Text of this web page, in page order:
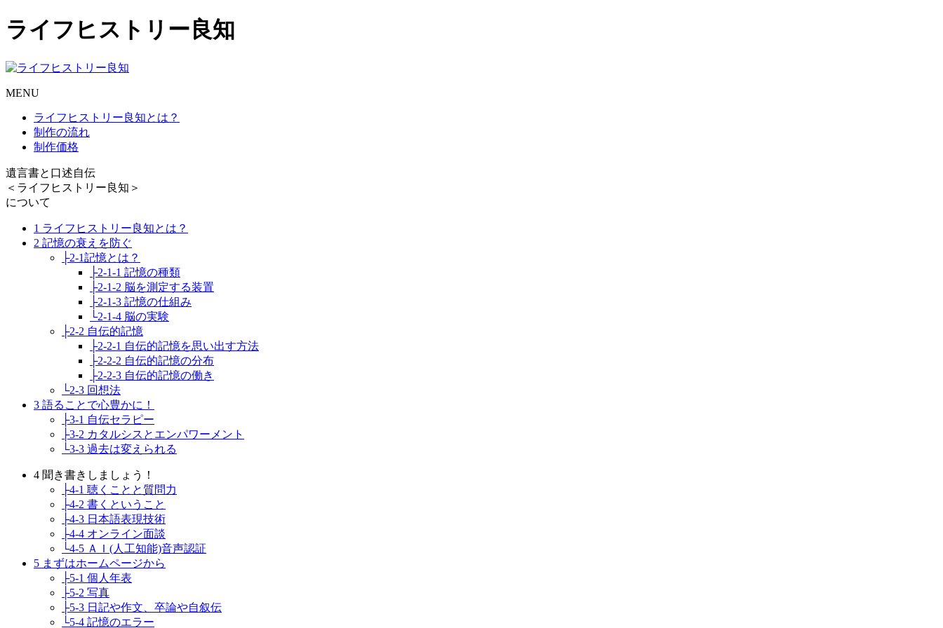
ライフヒストリー良知
MENU
ライフヒストリー良知とは？
制作の流れ
制作価格
遺言書と口述自伝
＜ライフヒストリー良知＞
について
1 ライフヒストリー良知とは？
2 記憶の衰えを防ぐ
├2-1記憶とは？
├2-1-1 記憶の種類
├2-1-2 脳を測定する装置
├2-1-3 記憶の仕組み
└2-1-4 脳の実験
├2-2 自伝的記憶
├2-2-1 自伝的記憶を思い出す方法
├2-2-2 自伝的記憶の分布
├2-2-3 自伝的記憶の働き
└2-3 回想法
3 語ることで心豊かに！
├3-1 自伝セラピー
├3-2 カタルシスとエンパワーメント
└3-3 過去は変えられる
4 聞き書きしましょう！
├4-1 聴くことと質問力
├4-2 書くということ
├4-3 日本語表現技術
├4-4 オンライン面談
└4-5 ＡＩ(人工知能)音声認証
5 まずはホームページから
├5-1 個人年表
├5-2 写真
├5-3 日記や作文、卒論や自叙伝
└5-4 記憶のエラー